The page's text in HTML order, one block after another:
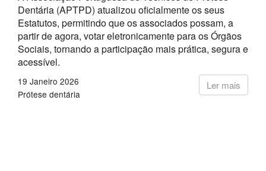
Dentária (APTPD) atualizou oficialmente os seus
Estatutos, permitindo que os associados possam, a
partir de agora, votar eletronicamente para os Órgãos
Sociais, tornando a participação mais prática, segura e
acessível.
Ler mais
19 Janeiro 2026
Prótese dentária